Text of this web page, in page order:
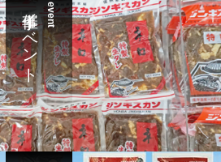
event
催事イベント